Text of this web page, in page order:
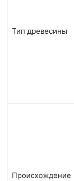
Тип древесины
Происхождение